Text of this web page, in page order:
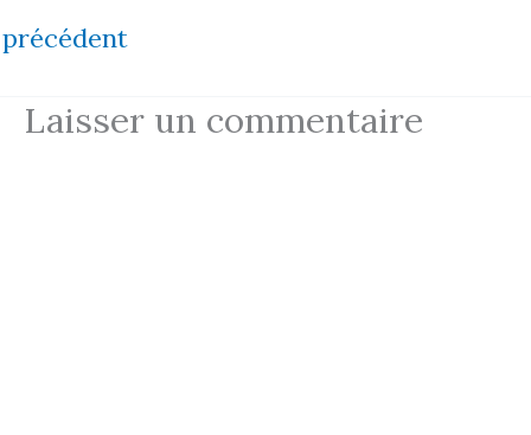
précédent
Laisser un commentaire